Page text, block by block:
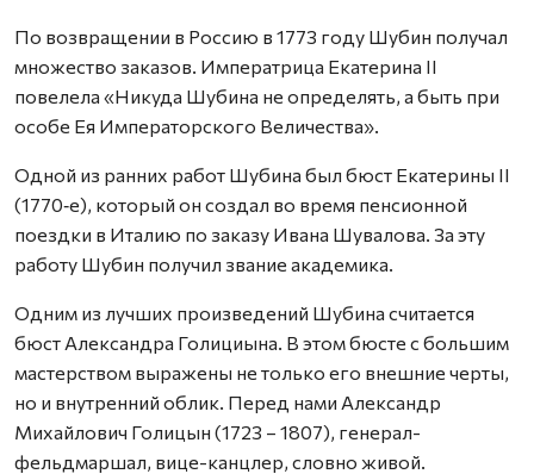
По возвращении в Россию в 1773 году Шубин получал
множество заказов. Императрица Екатерина II
повелела «Никуда Шубина не определять, а быть при
особе Ея Императорского Величества».
Одной из ранних работ Шубина был бюст Екатерины II
(1770‑е), который он создал во время пенсионной
поездки в Италию по заказу Ивана Шувалова. За эту
работу Шубин получил звание академика.
Одним из лучших произведений Шубина считается
бюст Александра Голициына. В этом бюсте с большим
мастерством выражены не только его внешние черты,
но и внутренний облик. Перед нами Александр
Михайлович Голицын (1723 – 1807), генерал-
фельдмаршал, вице-канцлер, словно живой.